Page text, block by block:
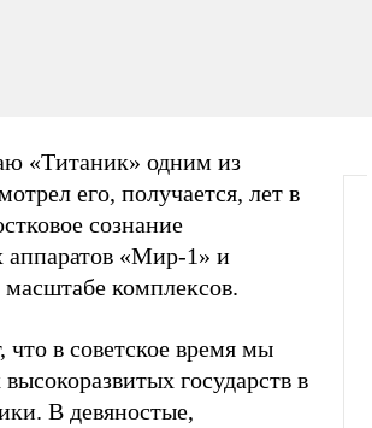
«Титаник» одним из
его, получается, лет в
сознание
аппаратов «Мир-1» и
комплексов.
в советское время мы
государств в
В девяностые,